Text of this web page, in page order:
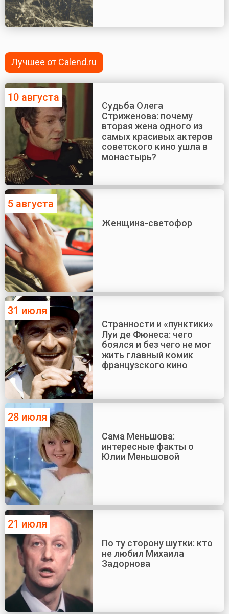
Лучшее от Calend.ru
10 августа
Судьба Олега
Стриженова: почему
вторая жена одного из
самых красивых актеров
советского кино ушла в
монастырь?
5 августа
Женщина-светофор
31 июля
Странности и «пунктики»
Луи де Фюнеса: чего
боялся и без чего не мог
жить главный комик
французского кино
28 июля
Сама Меньшова:
интересные факты о
Юлии Меньшовой
21 июля
По ту сторону шутки: кто
не любил Михаила
Задорнова